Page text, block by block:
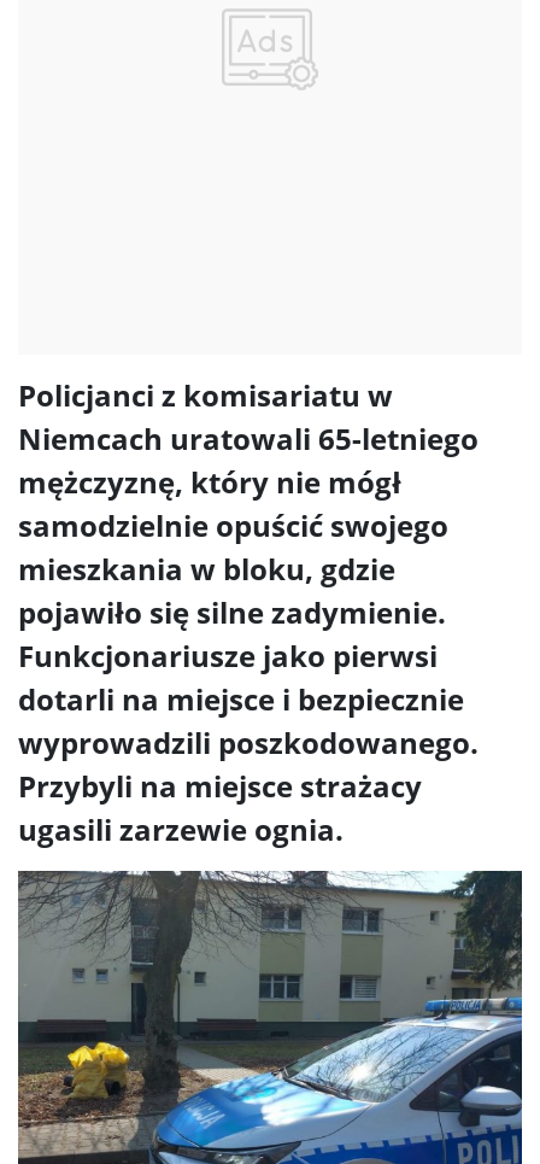
Policjanci z komisariatu w
Niemcach uratowali 65-letniego
mężczyznę, który nie mógł
samodzielnie opuścić swojego
mieszkania w bloku, gdzie
pojawiło się silne zadymienie.
Funkcjonariusze jako pierwsi
dotarli na miejsce i bezpiecznie
wyprowadzili poszkodowanego.
Przybyli na miejsce strażacy
ugasili zarzewie ognia.